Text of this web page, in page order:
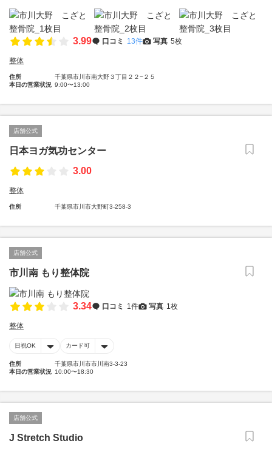
3.99 口コミ 13件 写真 5枚
整体
住所
千葉県市川市南大野３丁目２２−２５
本日の営業状況 9:00〜13:00
店舗公式
日本ヨガ気功センター
3.00
整体
住所 千葉県市川市大野町3-258-3
店舗公式
市川南 もり整体院
3.34 口コミ 1件 写真 1枚
整体
日祝OK カード可
住所
千葉県市川市市川南3-3-23
本日の営業状況 10:00〜18:30
店舗公式
J Stretch Studio